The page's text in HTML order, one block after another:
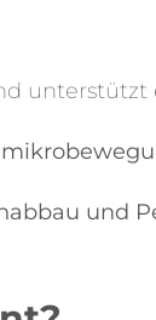
unterstützt
und